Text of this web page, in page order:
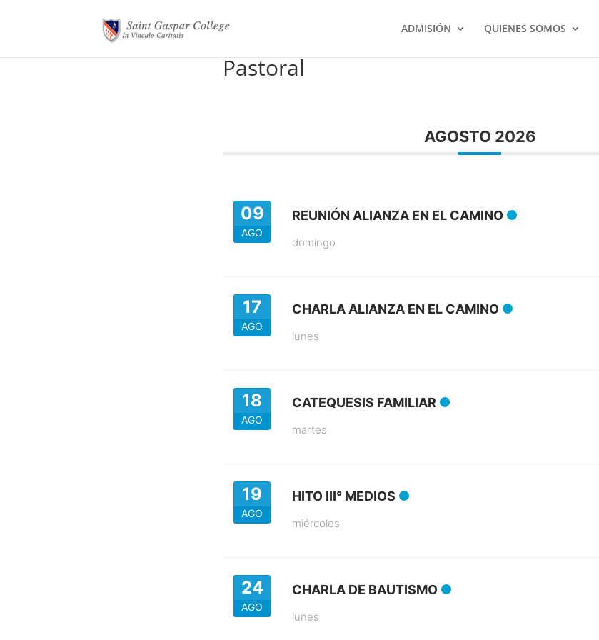
ADMISIÓN QUIENES SOMOS
Pastoral
AGOSTO 2026
09
AGO
REUNIÓN ALIANZA EN EL CAMINO
domingo
17
AGO
CHARLA ALIANZA EN EL CAMINO
lunes
18
AGO
CATEQUESIS FAMILIAR
martes
19
AGO
HITO III° MEDIOS
miércoles
24
AGO
CHARLA DE BAUTISMO
lunes